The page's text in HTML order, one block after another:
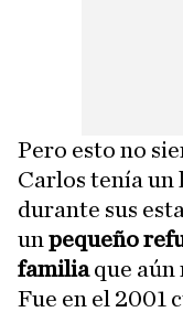
Pero esto no
Carlos tenía un
durante sus
un pequeño
familiaque aún
Fue en el 2001